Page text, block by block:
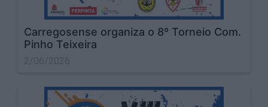
Carregosense organiza o 8º Torneio Com.
Pinho Teixeira